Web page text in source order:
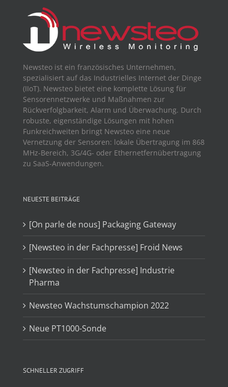
Newsteo ist ein französisches Unternehmen,
spezialisiert auf das Industrielles Internet der Dinge
(IIoT). Newsteo bietet eine komplette Lösung für
Sensorennetzwerke und Maßnahmen zur
Rückverfolgbarkeit, Alarm und Überwachung. Durch
robuste, eigenständige Lösungen mit hohen
Funkreichweiten bringt Newsteo eine neue
Vernetzung der Sensoren: lokale Übertragung im 868
MHz-Bereich, 3G/4G- oder Ethernetfernübertragung
zu SaaS-Anwendungen.
NEUESTE BEITRÄGE
[On parle de nous] Packaging Gateway
[Newsteo in der Fachpresse] Froid News
[Newsteo in der Fachpresse] Industrie
Pharma
Newsteo Wachstumschampion 2022
Neue PT1000-Sonde
SCHNELLER ZUGRIFF